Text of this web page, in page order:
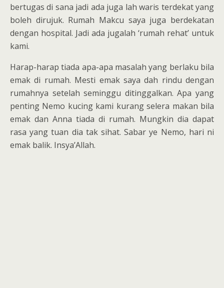
bertugas di sana jadi ada juga lah waris terdekat yang
boleh dirujuk. Rumah Makcu saya juga berdekatan
dengan hospital. Jadi ada jugalah ‘rumah rehat’ untuk
kami.
Harap-harap tiada apa-apa masalah yang berlaku bila
emak di rumah. Mesti emak saya dah rindu dengan
rumahnya setelah seminggu ditinggalkan. Apa yang
penting Nemo kucing kami kurang selera makan bila
emak dan Anna tiada di rumah. Mungkin dia dapat
rasa yang tuan dia tak sihat. Sabar ye Nemo, hari ni
emak balik. Insya’Allah.